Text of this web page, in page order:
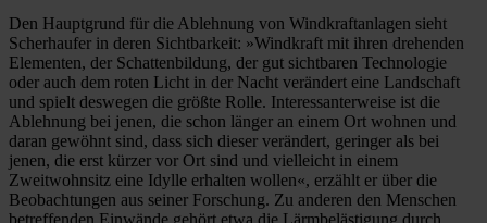
Den Hauptgrund für die Ablehnung von Windkraftanlagen sieht
Scherhaufer in deren Sichtbarkeit: »Windkraft mit ihren drehenden
Elementen, der Schattenbildung, der gut sichtbaren Technologie
oder auch dem roten Licht in der Nacht verändert eine Landschaft
und spielt deswegen die größte Rolle. Interessanterweise ist die
Ablehnung bei jenen, die schon länger an einem Ort wohnen und
daran gewöhnt sind, dass sich dieser verändert, geringer als bei
jenen, die erst kürzer vor Ort sind und vielleicht in einem
Zweitwohnsitz eine Idylle erhalten wollen«, erzählt er über die
Beobachtungen aus seiner Forschung. Zu anderen den Menschen
betreffenden Einwände gehört etwa die Lärmbelästigung durch